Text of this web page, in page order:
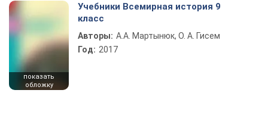
показать
обложку
Учебники Всемирная история 9
класс
Авторы: А.А. Мартынюк, О. А. Гисем
Год: 2017